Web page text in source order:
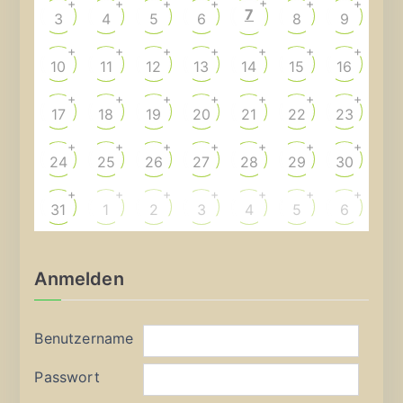
3
+
4
+
5
+
6
+
7 8
+
9
+
10
+
11
+
12
+
13
+
14
+
15
+
16
+
17
+
18
+
19
+
20
+
21
+
22
+
23
+
24
+
25
+
26
+
27
+
28
+
29
+
30
+
31
+
1
+
2
+
3
+
4
+
5
+
6
+
Anmelden
Benutzername
Passwort